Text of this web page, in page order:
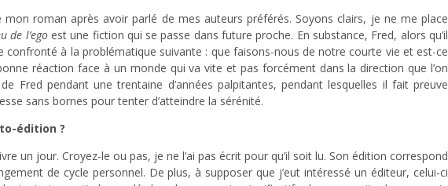
roman après avoir parlé de mes auteurs préférés. Soyons clairs, je ne me place
de l’egoest une fiction qui se passe dans future proche. En substance, Fred, alors qu’il
confronté à la problématique suivante : que faisons-nous de notre courte vie et est-ce
réaction face à un monde qui va vite et pas forcément dans la direction que l’on
Fred pendant une trentaine d’années palpitantes, pendant lesquelles il fait preuve
sans bornes pour tenter d’atteindre la sérénité.
édition ?
un jour. Croyez-le ou pas, je ne l’ai pas écrit pour qu’il soit lu. Son édition correspond
de cycle personnel. De plus, à supposer que j’eut intéressé un éditeur, celui-ci